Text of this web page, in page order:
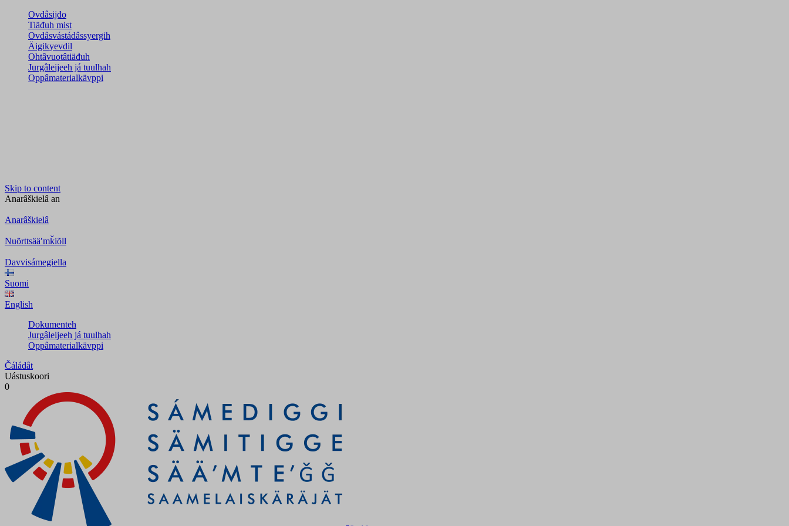
Ovdâsijđo
Tiäđuh mist
Ovdâsvástádâssyergih
Äigikyevdil
Ohtâvuotâtiäđuh
Jurgâleijeeh já tuulhah
Oppâmaterialkävppi
Skip to content
Anarâškielâ an
Anarâškielâ
Nuõrttsääʹmǩiõll
Davvisámegiella
Suomi
English
Dokumenteh
Jurgâleijeeh já tuulhah
Oppâmaterialkävppi
Čáládât
Uástuskoori
0